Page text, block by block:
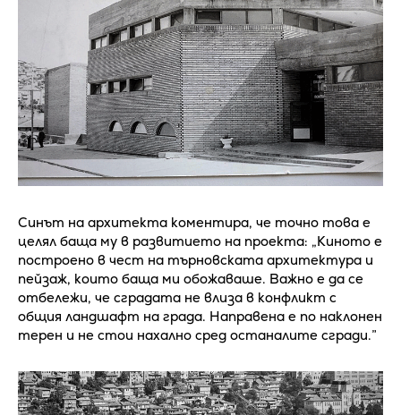
Синът на архитекта коментира, че точно това е
целял баща му в развитието на проекта: „Киното е
построено в чест на търновската архитектура и
пейзаж, които баща ми обожаваше. Важно е да се
отбележи, че сградата не влиза в конфликт с
общия ландшафт на града. Направена е по наклонен
терен и не стои нахално сред останалите сгради.”